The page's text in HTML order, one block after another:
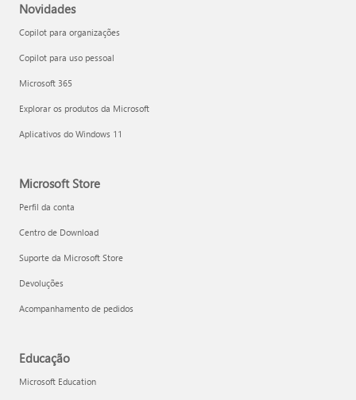
Novidades
Copilot para organizações
Copilot para uso pessoal
Microsoft 365
Explorar os produtos da Microsoft
Aplicativos do Windows 11
Microsoft Store
Perfil da conta
Centro de Download
Suporte da Microsoft Store
Devoluções
Acompanhamento de pedidos
Educação
Microsoft Education